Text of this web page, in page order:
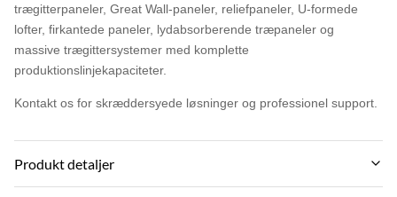
trægitterpaneler, Great Wall-paneler, reliefpaneler, U-formede
lofter, firkantede paneler, lydabsorberende træpaneler og
massive trægittersystemer med komplette
produktionslinjekapaciteter.
Kontakt os for skræddersyede løsninger og professionel support.
Produkt detaljer